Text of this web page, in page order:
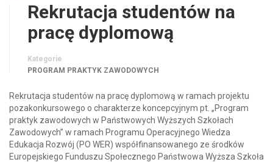
Rekrutacja studentów na
pracę dyplomową
Kategorie
PROGRAM PRAKTYK ZAWODOWYCH
Rekrutacja studentów na pracę dyplomową w ramach projektu
pozakonkursowego o charakterze koncepcyjnym pt. „Program
praktyk zawodowych w Państwowych Wyższych Szkołach
Zawodowych” w ramach Programu Operacyjnego Wiedza
Edukacja Rozwój (PO WER) współfinansowanego ze środków
Europejskiego Funduszu Społecznego Państwowa Wyższa Szkoła